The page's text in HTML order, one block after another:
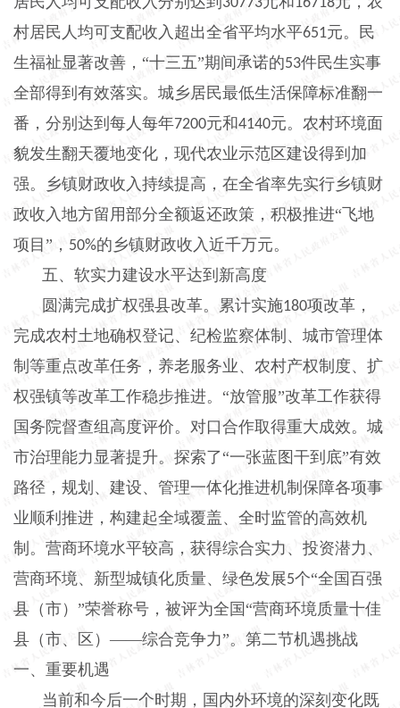
村居民人均可支配收入超出全省平均水平651元。民
生福祉显著改善，“十三五”期间承诺的53件民生实事
全部得到有效落实。城乡居民最低生活保障标准翻一
番，分别达到每人每年7200元和4140元。农村环境面
貌发生翻天覆地变化，现代农业示范区建设得到加
强。乡镇财政收入持续提高，在全省率先实行乡镇财
政收入地方留用部分全额返还政策，积极推进“飞地
项目”， 50%的乡镇财政收入近千万元。
五、软实力建设水平达到新高度
圆满完成扩权强县改革。累计实施180项改革，
完成农村土地确权登记、纪检监察体制、城市管理体
制等重点改革任务，养老服务业、农村产权制度、扩
权强镇等改革工作稳步推进。“放管服”改革工作获得
国务院督查组高度评价。对口合作取得重大成效。城
市治理能力显著提升。探索了“一张蓝图干到底”有效
路径，规划、建设、管理一体化推进机制保障各项事
业顺利推进，构建起全域覆盖、全时监管的高效机
制。营商环境水平较高，获得综合实力、投资潜力、
营商环境、新型城镇化质量、绿色发展5个“全国百强
县（市）”荣誉称号，被评为全国“营商环境质量十佳
县（市、区）——综合竞争力”。第二节机遇挑战
一、重要机遇
当前和今后一个时期，国内外环境的深刻变化既